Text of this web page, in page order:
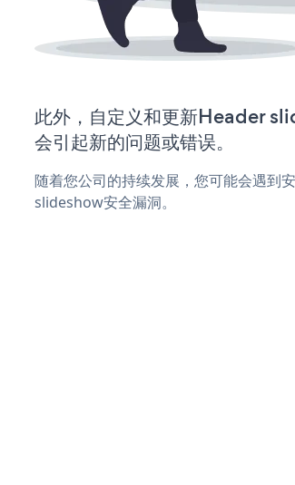
此外，自定义和更新Header
会引起新的问题或错误。
随着您公司的持续发展，您可能会遇到
slideshow安全漏洞。